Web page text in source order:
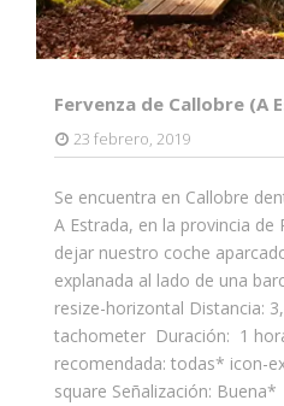
Fervenza de Callobre (A
23 febrero, 2019
Se encuentra en Callobre
A Estrada, en la provincia
dejar nuestro coche
explanada al lado de una
resize-horizontal Distancia:
tachometer Duración: 1
recomendada: todas* icon-
square Señalización: